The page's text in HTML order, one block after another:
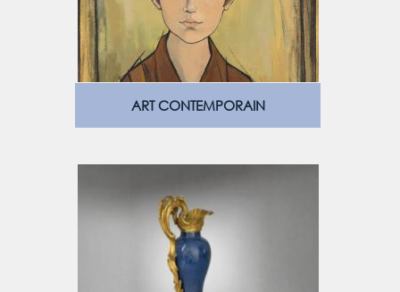
ART CONTEMPORAIN